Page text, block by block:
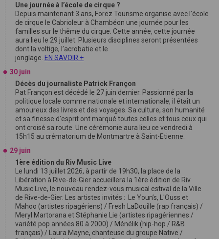
Une journée à l’école de cirque ?
Depuis maintenant 3 ans, Forez Tourisme organise avec l’école
de cirque le Cabrioleur à Chambéon une journée pour les
familles sur le thême du cirque. Cette année, cette journée
aura lieu le 29 juillet. Plusieurs disciplines seront présentées
dont la voltige, l’acrobatie et le
jonglage. EN SAVOIR +
30 juin
Décès du journaliste Patrick Françon
Pat Françon est décédé le 27 juin dernier. Passionné par la
politique locale comme nationale et internationale, il était un
amoureux des livres et des voyages. Sa culture, son humanité
et sa finesse d'esprit ont marqué toutes celles et tous ceux qui
ont croisé sa route. Une cérémonie aura lieu ce vendredi à
15h15 au crématorium de Montmartre à Saint-Etienne.
29 juin
1ère édition du Riv Music Live
Le lundi 13 juillet 2026, à partir de 19h30, la place de la
Libération à Rive-de-Gier accueillera la 1ère édition de Riv
Music Live, le nouveau rendez-vous musical estival de la Ville
de Rive-de-Gier. Les artistes invités : Le Youn’s, L'Ouss et
Mahoo (artistes ripagériens) / Fresh LaDouille (rap français) /
Meryl Martorana et Stéphanie Lie (artistes ripagériennes /
variété pop années 80 à 2000) / Ménélik (hip-hop / R&B
français) / Laura Mayne, chanteuse du groupe Native /